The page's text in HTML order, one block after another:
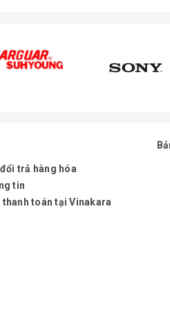
trả hàng hóa
tin
thanh toán tại Vinakara